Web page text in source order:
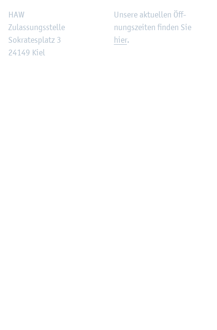
HAW
Zu­las­sungs­stel­le
So­kra­tes­platz 3
24149 Kiel
Un­se­re ak­tu­el­len Öff­
nungs­zei­ten fin­den Sie
hier.